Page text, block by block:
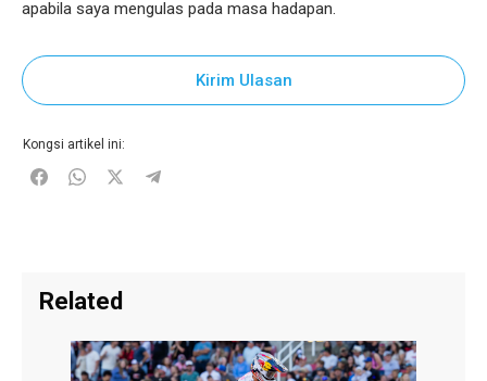
apabila saya mengulas pada masa hadapan.
Kirim Ulasan
Kongsi artikel ini:
Related